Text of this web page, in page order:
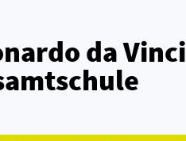
da Vinci